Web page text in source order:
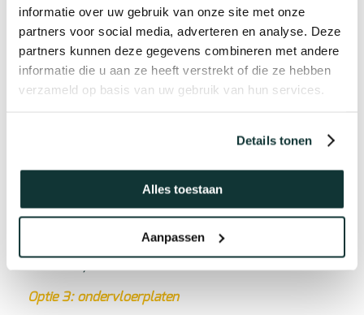
informatie over uw gebruik van onze site met onze
partners voor social media, adverteren en analyse. Deze
partners kunnen deze gegevens combineren met andere
informatie die u aan ze heeft verstrekt of die ze hebben
verzameld op basis van uw gebruik van hun services.
Details tonen
Alles toestaan
Aanpassen
Optie 1: De vloer van uw keuze heeft al een
ingebouwde ondervloer
Optie 2: De vloer van uw keuze heeft nog geen
vloer, betonnen vloer, en zelfs op een
dan 2mm en breder dan 5mmkunt u volstaan met
een losse basis ondervloer folie van dezelfde
fabrikant.)
Optie 3: ondervloerplaten